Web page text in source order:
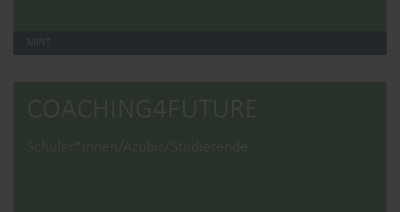
MINT
COACHING4­FUTURE
Schüler*innen/Azubis/Studierende